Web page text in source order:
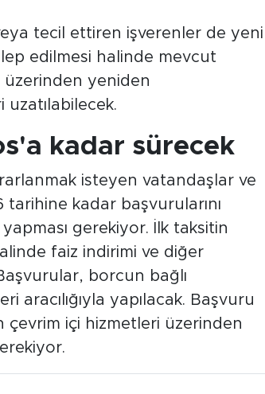
tecil ettiren işverenler de yeni
edilmesi halinde mevcut
üzerinden yeniden
kadar sürecek
isteyen vatandaşlar ve
kadar başvurularını
gerekiyor. İlk taksitin
faiz indirimi ve diğer
borcun bağlı
aracılığıyla yapılacak. Başvuru
çevrim içi hizmetleri üzerinden